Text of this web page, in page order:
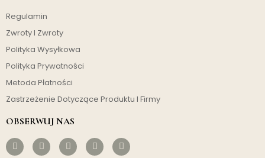
Regulamin
Zwroty I Zwroty
Polityka Wysyłkowa
Polityka Prywatności
Metoda Płatności
Zastrzeżenie Dotyczące Produktu I Firmy
OBSERWUJ NAS